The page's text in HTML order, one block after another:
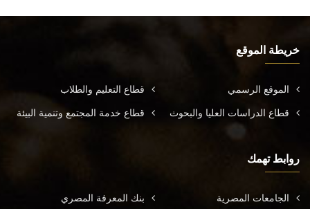
خريطة الموقع
الموقع الرسمي قطاع التعليم والطلاب
قطاع الدراسات العليا والبحوث قطاع خدمة المجتمع وتنمية البيئة
روابط تهمك
الجامعات المصرية بنك المعرفة المصري